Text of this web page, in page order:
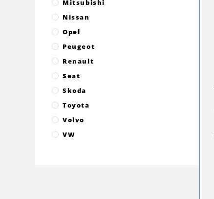
Mitsubishi
Nissan
Opel
Peugeot
Renault
Seat
Skoda
Toyota
Volvo
VW